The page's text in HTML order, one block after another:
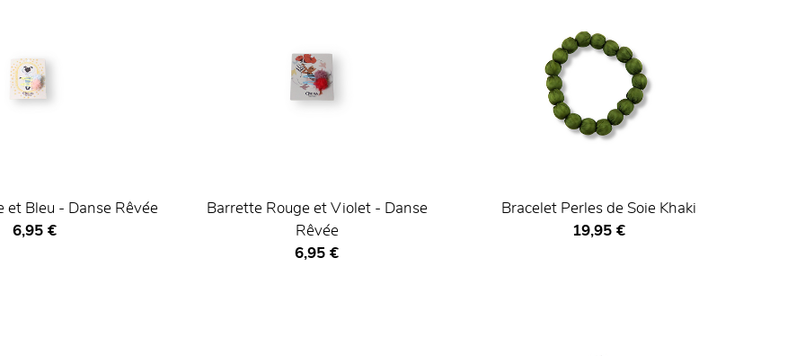
et Bleu - Danse Rêvée
Prix ​​actuel
6,95 €
Barrette Rouge et Violet - Danse
Rêvée
Prix ​​actuel
6,95 €
Bracelet Perles de Soie Khaki
Prix ​​actuel
19,95 €